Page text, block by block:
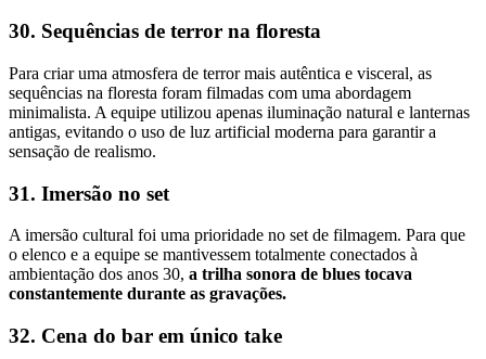
30. Sequências de terror na floresta
Para criar uma atmosfera de terror mais autêntica e visceral, as
sequências na floresta foram filmadas com uma abordagem
minimalista. A equipe utilizou apenas iluminação natural e lanternas
antigas, evitando o uso de luz artificial moderna para garantir a
sensação de realismo.
31. Imersão no set
A imersão cultural foi uma prioridade no set de filmagem. Para que
o elenco e a equipe se mantivessem totalmente conectados à
ambientação dos anos 30, a trilha sonora de blues tocava
constantemente durante as gravações.
32. Cena do bar em único take